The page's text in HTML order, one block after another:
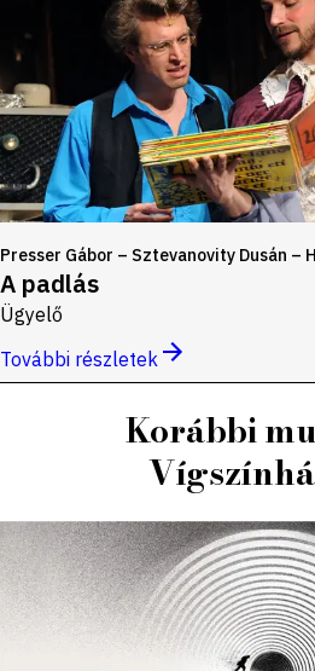
Presser Gábor – Sztevanovity Dusán –
A padlás
Ügyelő
További részletek
Korábbi